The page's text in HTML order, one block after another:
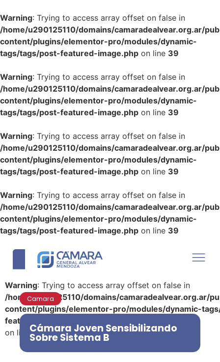
Warning: Trying to access array offset on false in
/home/u290125110/domains/camaradealvear.org.ar/
content/plugins/elementor-pro/modules/dynamic-
tags/tags/post-featured-image.php on line 39
Warning: Trying to access array offset on false in
/home/u290125110/domains/camaradealvear.org.ar/
content/plugins/elementor-pro/modules/dynamic-
tags/tags/post-featured-image.php on line 39
Warning: Trying to access array offset on false in
/home/u290125110/domains/camaradealvear.org.ar/
content/plugins/elementor-pro/modules/dynamic-
tags/tags/post-featured-image.php on line 39
Warning: Trying to access array offset on false in
/home/u290125110/domains/camaradealvear.org.ar/
content/plugins/elementor-pro/modules/dynamic-
tags/tags/post-featured-image.php on line 39
Warning: Trying to access array offset on false in
/home/u290125110/domains/camaradealvear.org.ar/
content/plugins/elementor-pro/modules/dynamic-
featured-image.php
on line 39
Camara
Cámara Joven Sensibilizando
Sobre Sistema B